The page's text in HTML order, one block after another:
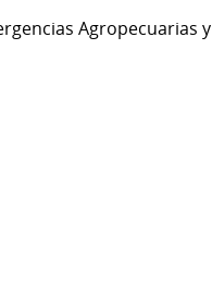
Agropecuarias y